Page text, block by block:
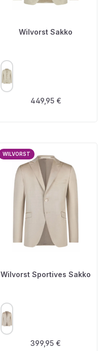
Wilvorst Sakko
FARBE
Regulärer Preis:
449,95 €
WILVORST
Wilvorst Sportives Sakko
FARBE
Regulärer Preis:
399,95 €